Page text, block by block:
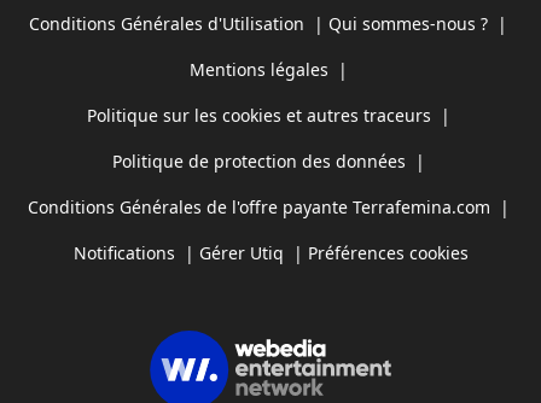
Conditions Générales d'Utilisation | Qui sommes-nous ? |
Mentions légales |
Politique sur les cookies et autres traceurs |
Politique de protection des données |
Conditions Générales de l'offre payante Terrafemina.com |
Notifications | Gérer Utiq | Préférences cookies